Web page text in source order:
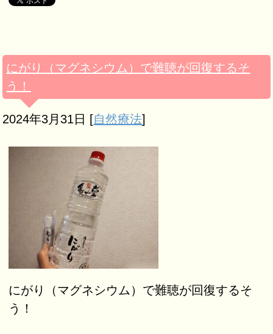
にがり（マグネシウム）で難聴が回復するそ
う！
2024年3月31日 [自然療法]
にがり（マグネシウム）で難聴が回復するそ
う！